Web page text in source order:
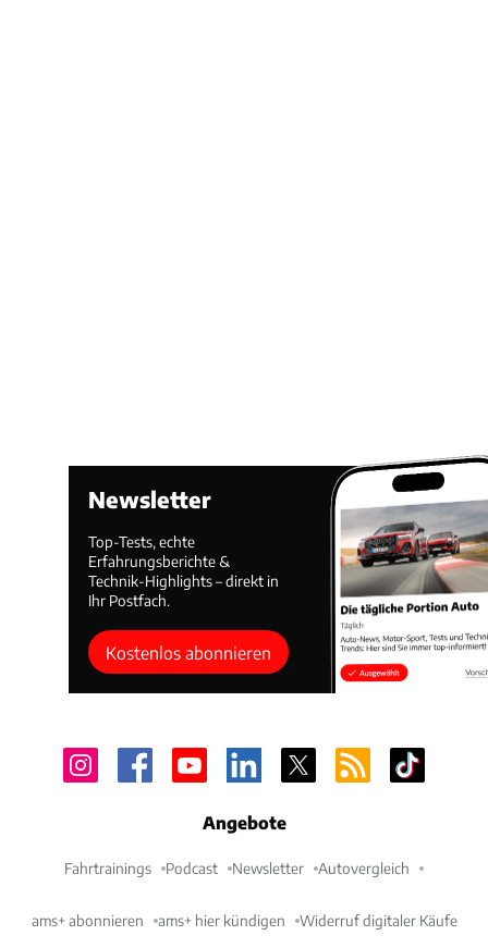
Newsletter
Top-Tests, echte
Erfahrungsberichte &
Technik-Highlights – direkt in
Ihr Postfach.
Kostenlos abonnieren
Angebote
Fahrtrainings Podcast Newsletter Autovergleich
ams+ abonnieren ams+ hier kündigen Widerruf digitaler Käufe